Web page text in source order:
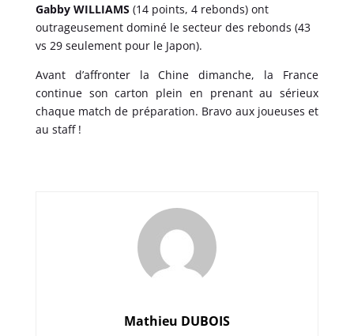
Gabby WILLIAMS(14 points, 4 rebonds) ont
outrageusement dominé le secteur des rebonds (43
vs 29 seulement pour le Japon).
Avant d’affronter la Chine dimanche, la France
continue son carton plein en prenant au sérieux
chaque match de préparation. Bravo aux joueuses et
au staff !
Mathieu DUBOIS